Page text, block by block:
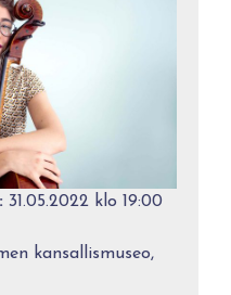
31.05.2022 klo 19:00
kansallismuseo,